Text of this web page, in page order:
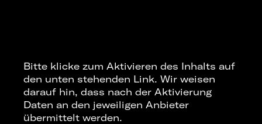
Bitte klicke zum Aktivieren des Inhalts auf
den unten stehenden Link. Wir weisen
darauf hin, dass nach der Aktivierung
Daten an den jeweiligen Anbieter
übermittelt werden.